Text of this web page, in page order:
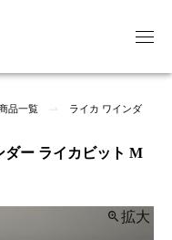
品一覧 ライカ ワインダー ラ
ダー ライカビット M
拡大